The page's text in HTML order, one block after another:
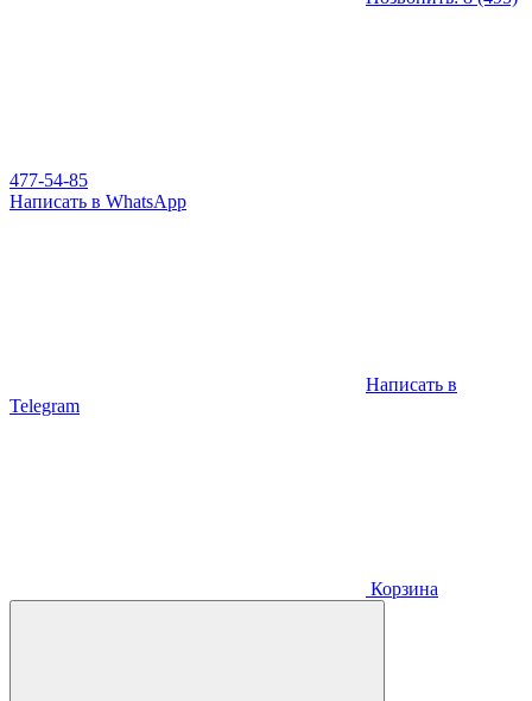
477-54-85
Написать в WhatsApp
Написать в
Telegram
Корзина